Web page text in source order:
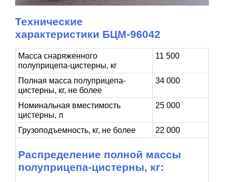
Технические
характеристики БЦМ-96042
Масса снаряженного
полуприцепа-цистерны, кг
11 500
Полная масса полуприцепа-
цистерны, кг, не более
34 000
Номинальная вместимость
цистерны, л
25 000
Грузоподъемность, кг, не более 22 000
Распределение полной массы
полуприцепа-цистерны, кг: